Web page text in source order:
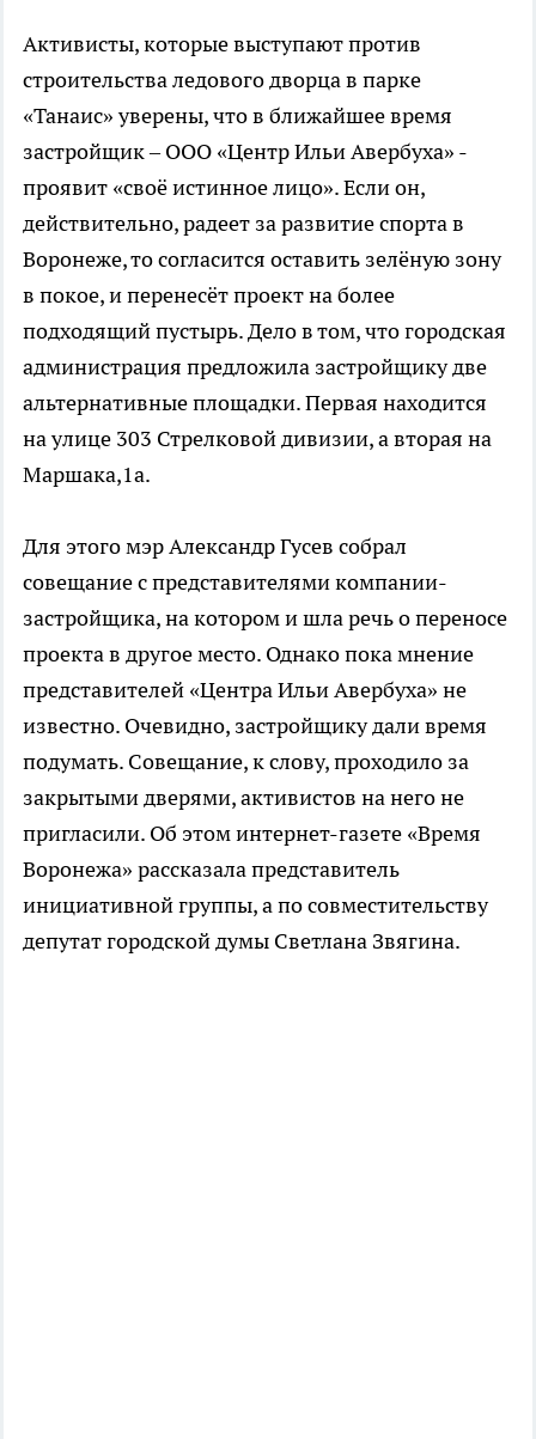
Активисты, которые выступают против
строительства ледового дворца в парке
«Танаис» уверены, что в ближайшее время
застройщик – ООО «Центр Ильи Авербуха» -
проявит «своё истинное лицо». Если он,
действительно, радеет за развитие спорта в
Воронеже, то согласится оставить зелёную зону
в покое, и перенесёт проект на более
подходящий пустырь. Дело в том, что городская
администрация предложила застройщику две
альтернативные площадки. Первая находится
на улице 303 Стрелковой дивизии, а вторая на
Маршака,1а.
Для этого мэр Александр Гусев собрал
совещание с представителями компании-
застройщика, на котором и шла речь о переносе
проекта в другое место. Однако пока мнение
представителей «Центра Ильи Авербуха» не
известно. Очевидно, застройщику дали время
подумать. Совещание, к слову, проходило за
закрытыми дверями, активистов на него не
пригласили. Об этом интернет-газете «Время
Воронежа» рассказала представитель
инициативной группы, а по совместительству
депутат городской думы Светлана Звягина.